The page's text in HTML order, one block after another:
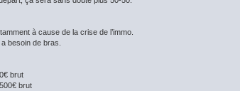
à cause de la crise de l’immo.
besoin de bras.
brut
brut